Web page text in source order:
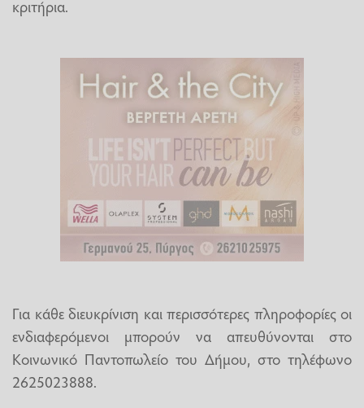
κριτήρια.
Για κάθε διευκρίνιση και περισσότερες πληροφορίες οι
ενδιαφερόμενοι μπορούν να απευθύνονται στο
Κοινωνικό Παντοπωλείο του Δήμου, στο τηλέφωνο
2625023888.